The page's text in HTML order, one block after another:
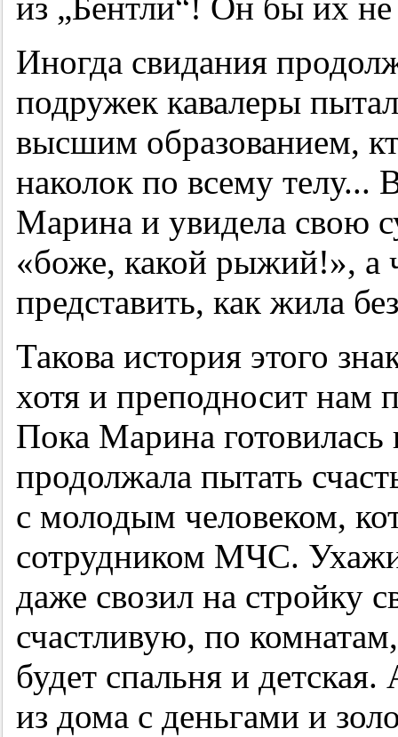
Иногда свидания
подружек кавалеры
высшим образованием,
наколок по всему телу...
Марина и увидела свою
«боже, какой рыжий!», а
представить, как жила
Такова история этого
хотя и преподносит нам
Пока Марина готовилась
продолжала пытать
с молодым человеком,
сотрудником МЧС.
даже свозил на стройку
счастливую, по
будет спальня и
из дома с деньгами и